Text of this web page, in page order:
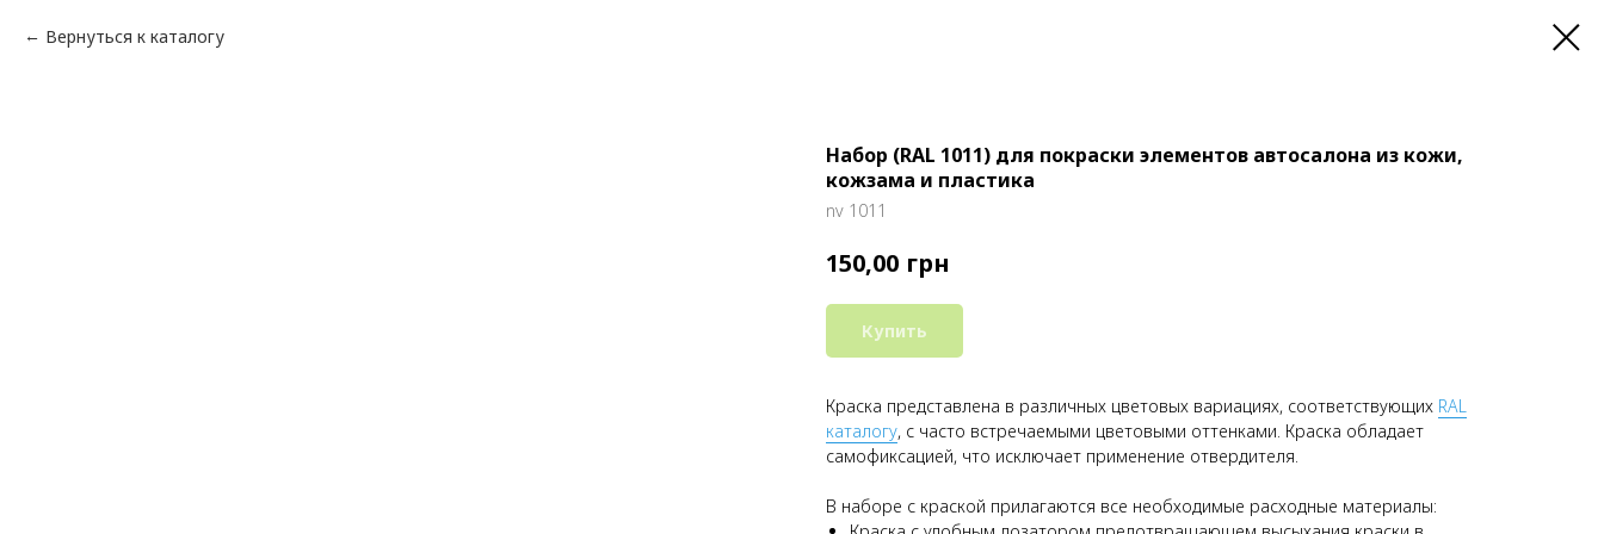
Вернуться к каталогу
Набор (RAL 1011) для покраски элементов автосалона из кожи,
кожзама и пластика
nv 1011
150,00 грн
Купить
Краска представлена в различных цветовых вариациях, соответствующих RAL
каталогу, с часто встречаемыми цветовыми оттенками. Краска обладает
самофиксацией, что исключает применение отвердителя.
В наборе с краской прилагаются все необходимые расходные материалы: